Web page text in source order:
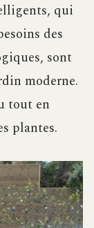
qui
des
sont
moderne.
tout en
plantes.